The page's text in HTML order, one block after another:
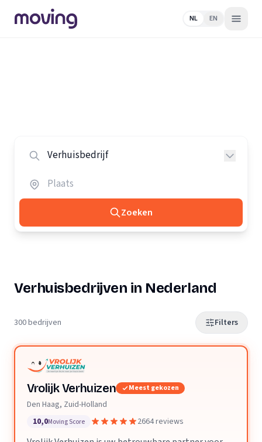
NL EN
Zoeken
Verhuisbedrijven in Nederland
300 bedrijven Filters
Vrolijk Verhuizen Meest gekozen
Den Haag, Zuid-Holland
10,0Moving Score 2664 reviews